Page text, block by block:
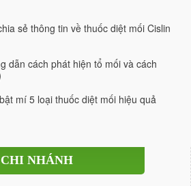
sẻ thông tin về thuốc diệt mối Cislin
dẫn cách phát hiện tổ mối và cách
mí 5 loại thuốc diệt mối hiệu quả
NHÁNH